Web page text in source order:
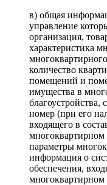
в) общая
управление
организация,
характеристика
количество
помещений и
имущества в
благоустройства,
номер (при его
входящего в
многоквартирном
параметры
информация о
обеспечения,
многоквартирном